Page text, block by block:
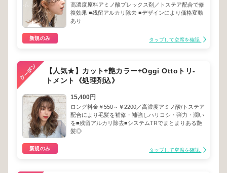
高濃度原料アミノ酸プレックス剤／トステア配合で修
復効果 ■残留アルカリ除去 ■デザインにより価格変動
あり
新規のみ タップして空席を確認
【人気★】カット+艶カラー+Oggi Ottoトリ-
トメント《処理剤込》
15,400円
ロング料金￥550～￥2200／高濃度アミノ酸/トステア
配合により毛髪を補修・補強しハリコシ・弾力・潤い
を■残留アルカリ除去■システムTRでまとまりある艶
髪◎
新規のみ タップして空席を確認